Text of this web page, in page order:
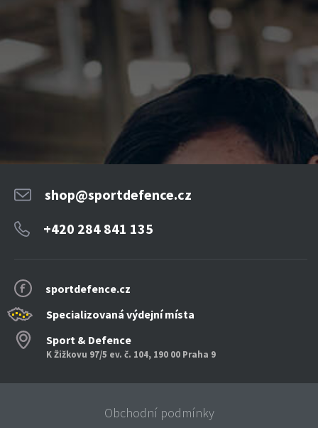
sportdefence.cz
Specializovaná výdejní místa
Sport & Defence
K Žižkovu 97/5 ev. č. 104, 190 00 Praha 9
shop@sportdefence.cz
+420 284 841 135
Obchodní podmínky